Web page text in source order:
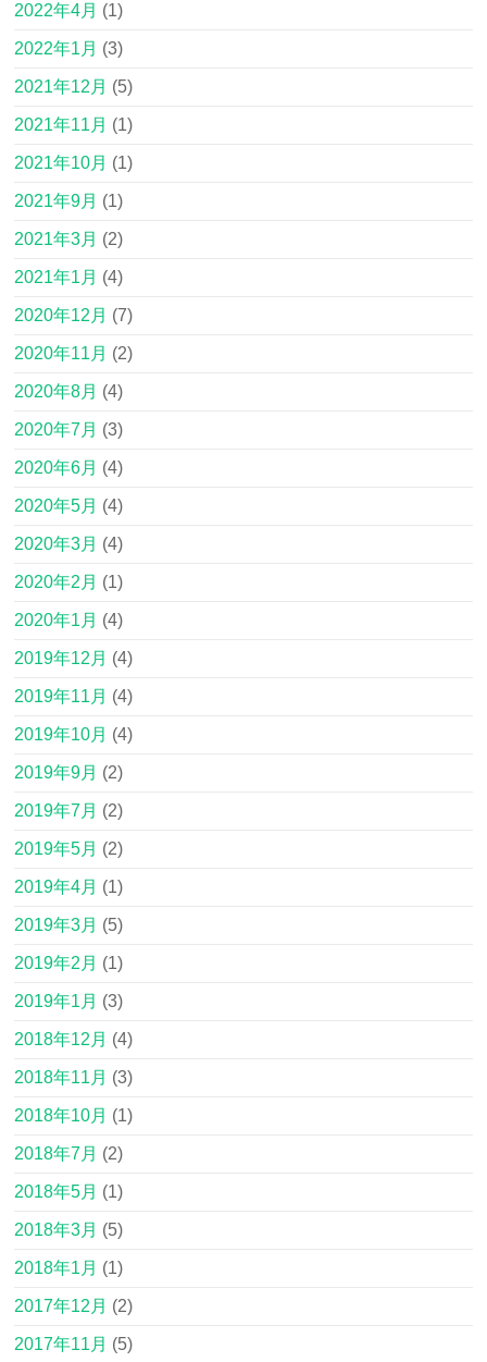
2022年4月 (1)
2022年1月 (3)
2021年12月 (5)
2021年11月 (1)
2021年10月 (1)
2021年9月 (1)
2021年3月 (2)
2021年1月 (4)
2020年12月 (7)
2020年11月 (2)
2020年8月 (4)
2020年7月 (3)
2020年6月 (4)
2020年5月 (4)
2020年3月 (4)
2020年2月 (1)
2020年1月 (4)
2019年12月 (4)
2019年11月 (4)
2019年10月 (4)
2019年9月 (2)
2019年7月 (2)
2019年5月 (2)
2019年4月 (1)
2019年3月 (5)
2019年2月 (1)
2019年1月 (3)
2018年12月 (4)
2018年11月 (3)
2018年10月 (1)
2018年7月 (2)
2018年5月 (1)
2018年3月 (5)
2018年1月 (1)
2017年12月 (2)
2017年11月 (5)